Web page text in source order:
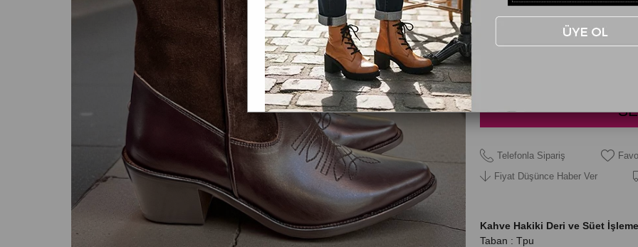
NUMARA
Telefonla Sipariş
Fiyat Düşünce Haber Ver
Kahve Hakiki Deri ve Süet
Taban : Tpu